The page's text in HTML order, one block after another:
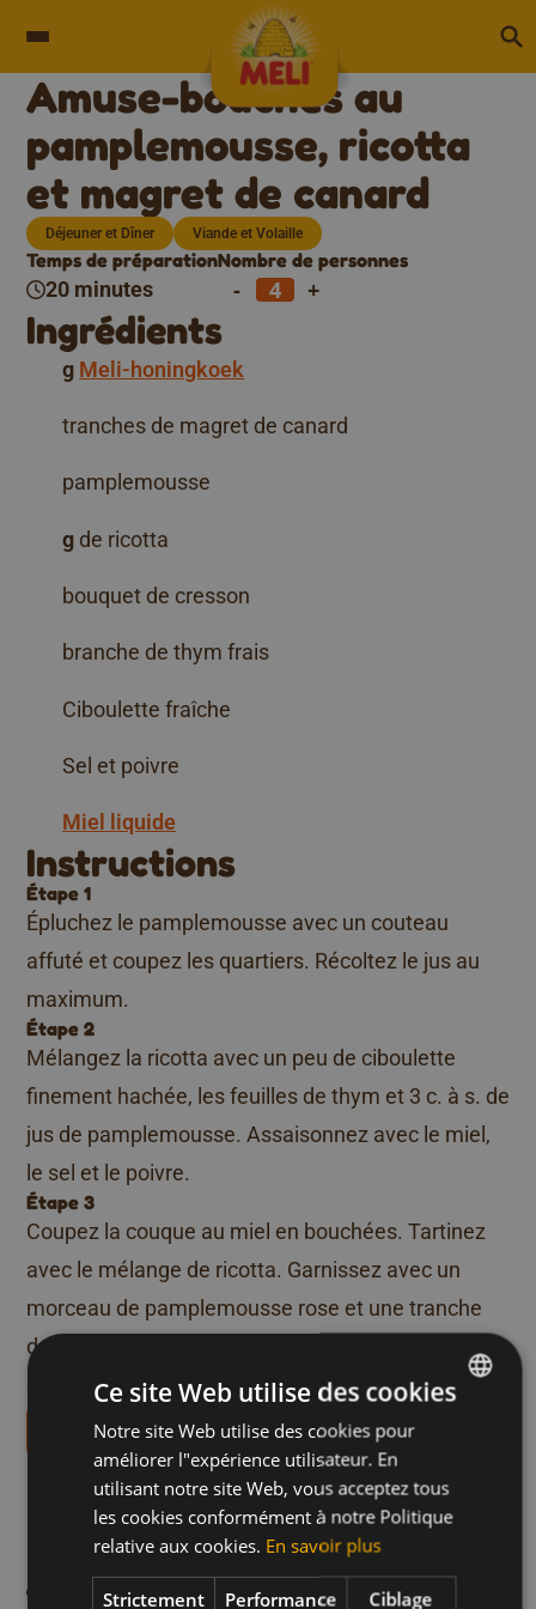
Amuse-bouches au
pamplemousse, ricotta
et magret de canard
Déjeuner et Dîner Viande et Volaille
Temps de préparation
20 minutes
Nombre de personnes
- +
Ingrédients
g Meli-honingkoek
tranches de magret de canard
pamplemousse
g de ricotta
bouquet de cresson
branche de thym frais
Ciboulette fraîche
Sel et poivre
Miel liquide
Instructions
Étape 1
Épluchez le pamplemousse avec un couteau
affuté et coupez les quartiers. Récoltez le jus au
maximum.
Étape 2
Mélangez la ricotta avec un peu de ciboulette
finement hachée, les feuilles de thym et 3 c. à s. de
jus de pamplemousse. Assaisonnez avec le miel,
le sel et le poivre.
Étape 3
Coupez la couque au miel en bouchées. Tartinez
avec le mélange de ricotta. Garnissez avec un
morceau de pamplemousse rose et une tranche
de magret de canard. Fixez le tout avec un cure-
dent et saupoudrez d’un peu de cresson.
Téléchargez nos livrets de recettes
Plus de recettes comme
celle-ci
aux
Viande et Volaille
Potiron grillé au
Déjeuner et Dîner
ENGLISH
Ce site Web utilise des cookies
Notre site Web utilise des cookies pour
améliorer l"expérience utilisateur. En
utilisant notre site Web, vous acceptez tous
les cookies conformément à notre Politique
relative aux cookies. En savoir plus
Strictement
Performance Ciblage